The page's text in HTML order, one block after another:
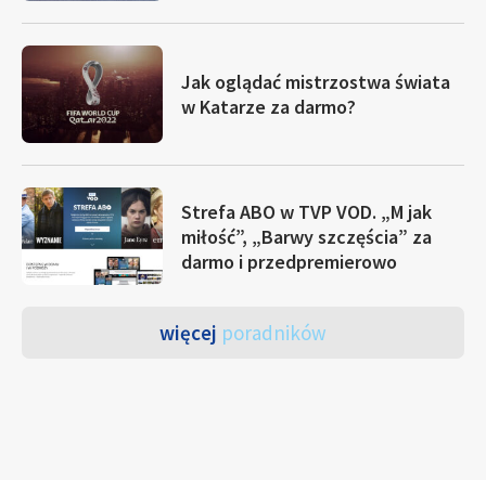
Jak oglądać mistrzostwa świata
w Katarze za darmo?
Strefa ABO w TVP VOD. „M jak
miłość”, „Barwy szczęścia” za
darmo i przedpremierowo
więcej poradników